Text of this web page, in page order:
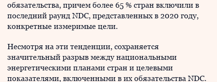
обязательства, причем более 65 % стран включили в
последний раунд NDC, представленных в 2020 году,
конкретные измеримые цели.
Несмотря на эти тенденции, сохраняется
значительный разрыв между национальными
энергетическими планами стран и целевыми
показателями, включенными в их обязательства NDC.